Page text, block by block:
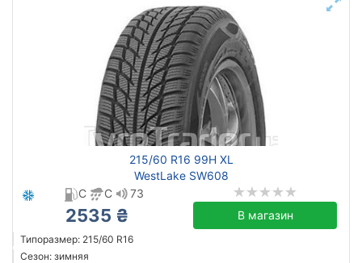
215/60 R16 99H XL
WestLake SW608
C
C 73
2535 ₴ В магазин
Типоразмер: 215/60 R16
Сезон: зимняя